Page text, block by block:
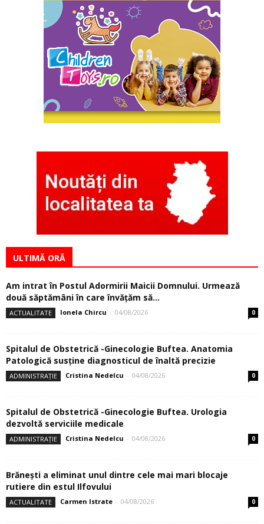
ULTIMĂ ORĂ
Am intrat în Postul Adormirii Maicii Domnului. Urmează
două săptămâni în care învăţăm să...
ACTUALITATE Ionela Chircu - 04/08/2026 0
Spitalul de Obstetrică -Ginecologie Buftea. Anatomia
Patologică susţine diagnosticul de înaltă precizie
ADMINISTRAȚIE Cristina Nedelcu - 04/08/2026 0
Spitalul de Obstetrică -Ginecologie Buftea. Urologia
dezvoltă serviciile medicale
ADMINISTRAȚIE Cristina Nedelcu - 04/08/2026 0
Brănești a eliminat unul dintre cele mai mari blocaje
rutiere din estul Ilfovului
ACTUALITATE Carmen Istrate - 04/08/2026 0